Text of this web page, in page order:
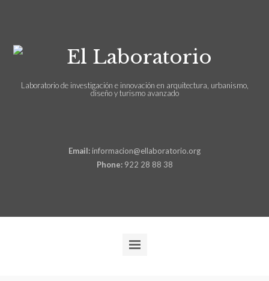
Laboratorio de investigación e innovación en arquitectura, urbanismo,
diseño y turismo avanzado
Email: informacion@ellaboratorio.org
Phone:922 28 88 38